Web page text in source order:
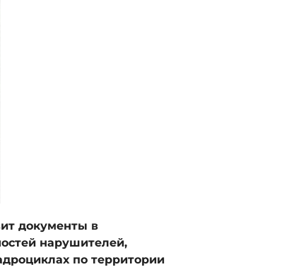
документы в
нарушителей,
по территории